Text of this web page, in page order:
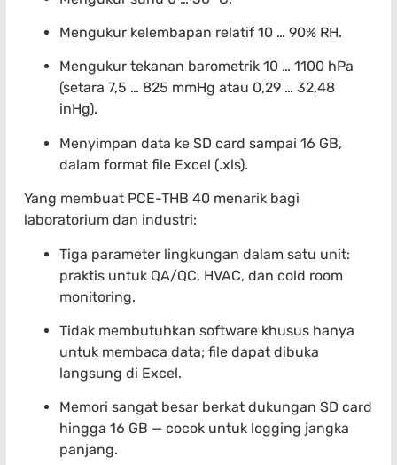
Mengukur kelembapan relatif 10 … 90% RH.
Mengukur tekanan barometrik 10 … 1100 hPa
(setara 7,5 … 825 mmHg atau 0,29 … 32,48
inHg).
Menyimpan data ke SD card sampai 16 GB,
dalam format file Excel (.xls).
Yang membuat PCE-THB 40 menarik bagi
laboratorium dan industri:
Tiga parameter lingkungan dalam satu unit:
praktis untuk QA/QC, HVAC, dan cold room
monitoring.
Tidak membutuhkan software khusus hanya
untuk membaca data; file dapat dibuka
langsung di Excel.
Memori sangat besar berkat dukungan SD card
hingga 16 GB — cocok untuk logging jangka
panjang.